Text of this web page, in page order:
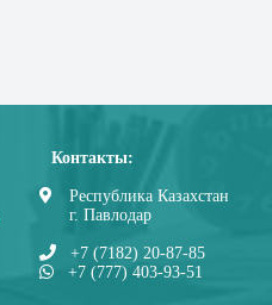
Контакты:
Республика Казахстан
г. Павлодар
+7 (7182) 20-87-85
+7 (777) 403-93-51